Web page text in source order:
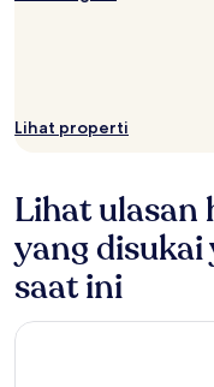
Lihat properti
Lihat ulasan
yang
saat ini
HARRIS Hotel Kuta